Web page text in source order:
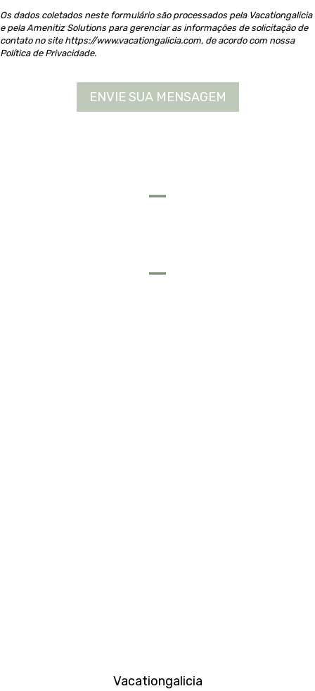
Os dados coletados neste formulário são processados pela Vacationgalicia
e pela Amenitiz Solutions para gerenciar as informações de solicitação de
contato no site https://www.vacationgalicia.com, de acordo com nossa
Política de Privacidade.
Vacationgalicia